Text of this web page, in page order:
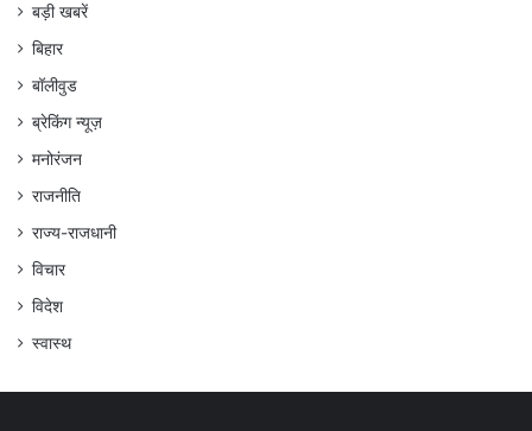
बड़ी खबरें
बिहार
बॉलीवुड
ब्रेकिंग न्यूज़
मनोरंजन
राजनीति
राज्य-राजधानी
विचार
विदेश
स्वास्थ